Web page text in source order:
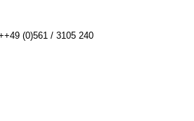
(0)561 / 3105 240